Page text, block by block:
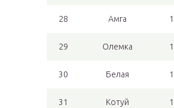
28 Амга
29 Олемка
30 Белая
31 Котуй